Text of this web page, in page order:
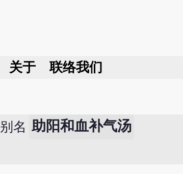
关于 联络我们
别名 助阳和血补气汤